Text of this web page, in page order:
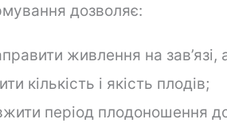
дозволяє:
живлення на зав’язі,
кількість і якість плодів;
період плодоношення до